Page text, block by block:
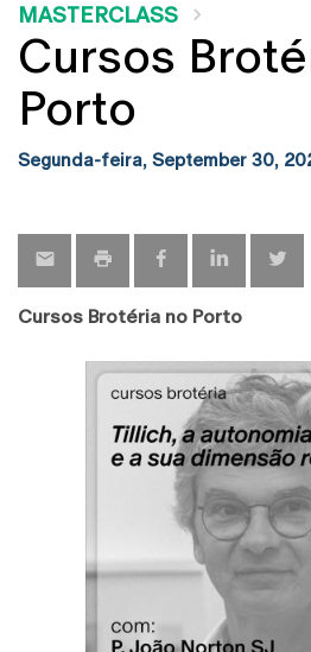
MASTERCLASS
Cursos
Porto
Segunda-feira, September 30,
Cursos Brotéria no Porto